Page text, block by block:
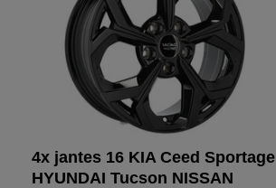
4x jantes 16 KIA Ceed Sportage
HYUNDAI Tucson NISSAN